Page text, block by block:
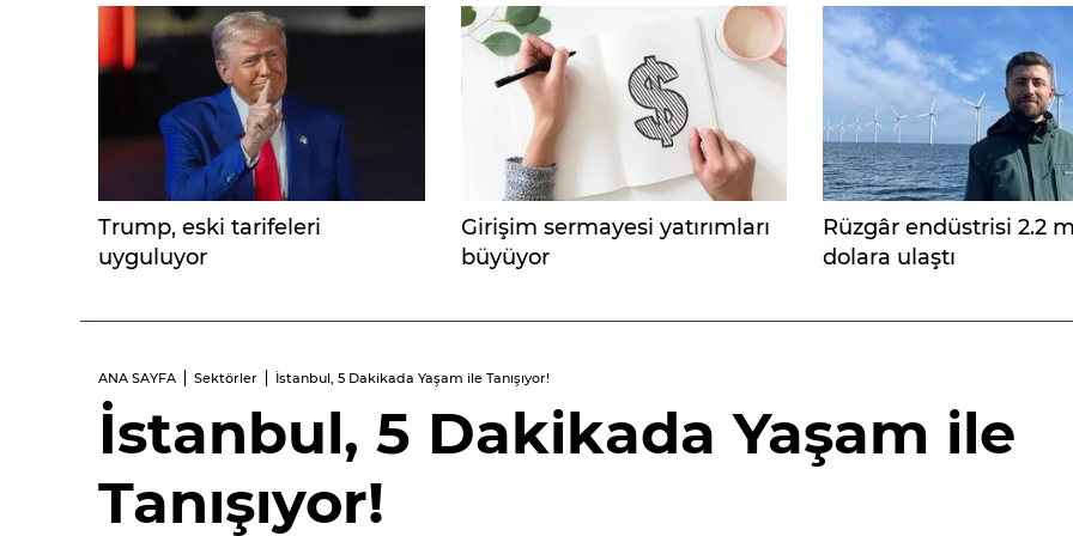
Trump, eski tarifeleri
uyguluyor
Girişim sermayesi yatırımları
büyüyor
Rüzgâr endüstrisi 2.2
dolara ulaştı
ANA SAYFA Sektörler İstanbul, 5 Dakikada Yaşam ile Tanışıyor!
İstanbul, 5 Dakikada Yaşam ile
Tanışıyor!